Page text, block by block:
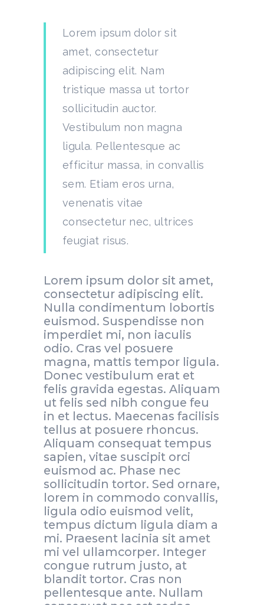
Lorem ipsum dolor sit
amet, consectetur
adipiscing elit. Nam
tristique massa ut tortor
sollicitudin auctor.
Vestibulum non magna
ligula. Pellentesque ac
efficitur massa, in convallis
sem. Etiam eros urna,
venenatis vitae
consectetur nec, ultrices
feugiat risus.
Lorem ipsum dolor sit amet,
consectetur adipiscing elit.
Nulla condimentum lobortis
euismod. Suspendisse non
imperdiet mi, non iaculis
odio. Cras vel posuere
magna, mattis tempor ligula.
Donec vestibulum erat et
felis gravida egestas. Aliquam
ut felis sed nibh congue feu
in et lectus. Maecenas facilisis
tellus at posuere rhoncus.
Aliquam consequat tempus
sapien, vitae suscipit orci
euismod ac. Phase nec
sollicitudin tortor. Sed ornare,
lorem in commodo convallis,
ligula odio euismod velit,
tempus dictum ligula diam a
mi. Praesent lacinia sit amet
mi vel ullamcorper. Integer
congue rutrum justo, at
blandit tortor. Cras non
pellentesque ante. Nullam